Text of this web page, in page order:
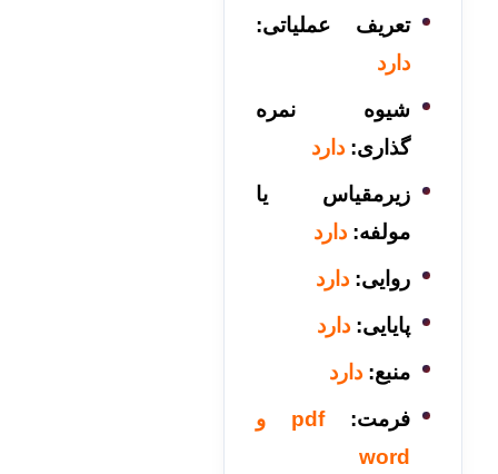
تعریف عملیاتی:
دارد
شیوه نمره
گذاری: دارد
زیرمقیاس یا
مولفه: دارد
روایی: دارد
پایایی: دارد
منبع: دارد
فرمت:
pdf و
word